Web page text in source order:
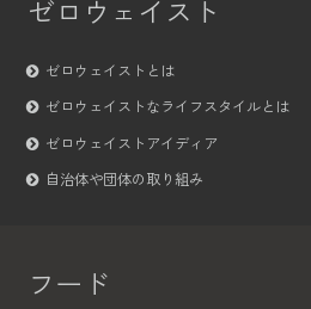
ゼロウェイスト
ゼロウェイストとは
ゼロウェイストなライフスタイルとは
ゼロウェイストアイディア
自治体や団体の取り組み
フード